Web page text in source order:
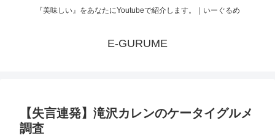
『美味しい』をあなたにYoutubeで紹介します。｜いーぐるめ
E-GURUME
【失言連発】滝沢カレンのケータイグルメ
調査